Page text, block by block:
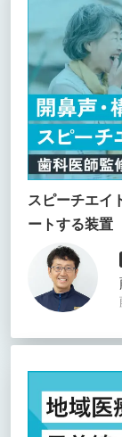
スピーチエイ
ートする装置